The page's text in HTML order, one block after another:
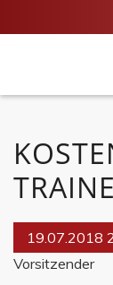
19.07.2018
Vorsitzender